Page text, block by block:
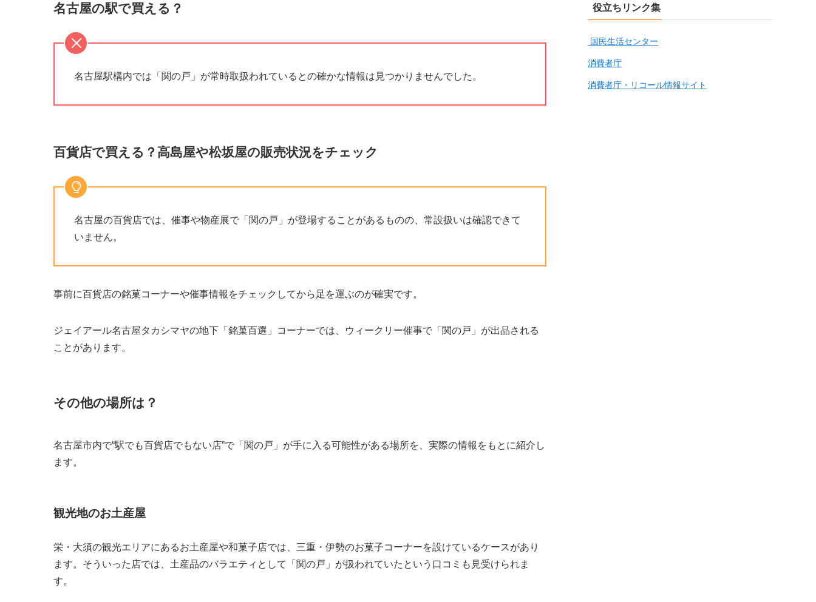
名古屋の駅で買える？
名古屋駅構内では「関の戸」が常時取扱われているとの確かな情報は見つかりませんでした。
百貨店で買える？高島屋や松坂屋の販売状況をチェック
名古屋の百貨店では、催事や物産展で「関の戸」が登場することがあるものの、常設扱いは確認できて
いません。
事前に百貨店の銘菓コーナーや催事情報をチェックしてから足を運ぶのが確実です。
ジェイアール名古屋タカシマヤの地下「銘菓百選」コーナーでは、ウィークリー催事で「関の戸」が出品される
ことがあります。
その他の場所は？
名古屋市内で“駅でも百貨店でもない店”で「関の戸」が手に入る可能性がある場所を、実際の情報をもとに紹介し
ます。
観光地のお土産屋
栄・大須の観光エリアにあるお土産屋や和菓子店では、三重・伊勢のお菓子コーナーを設けているケースがあり
ます。そういった店では、土産品のバラエティとして「関の戸」が扱われていたという口コミも見受けられま
す。
ー役立ちリンク集
国民生活センター
消費者庁
消費者庁・リコール情報サイト